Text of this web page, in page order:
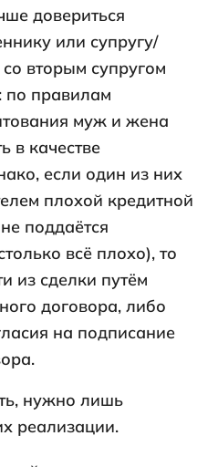
довериться
или супругу/
вторым супругом
по правилам
муж и жена
в качестве
если один из них
плохой кредитной
поддаётся
всё плохо), то
из сделки путём
договора, либо
на подписание
нужно лишь
реализации.